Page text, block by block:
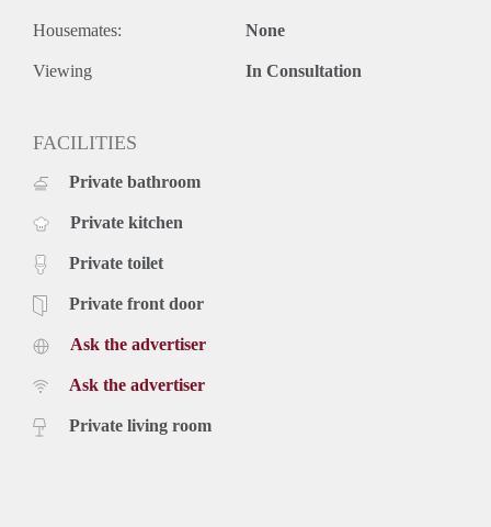
Housemates: None
Viewing In Consultation
FACILITIES
Private bathroom
Private kitchen
Private toilet
Private front door
Ask the advertiser
Ask the advertiser
Private living room